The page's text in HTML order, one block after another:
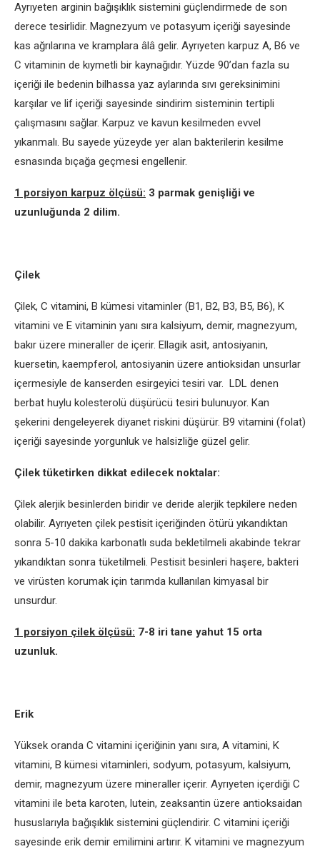
Ayrıyeten arginin bağışıklık sistemini güçlendirmede de son
derece tesirlidir. Magnezyum ve potasyum içeriği sayesinde
kas ağrılarına ve kramplara âlâ gelir. Ayrıyeten karpuz A, B6 ve
C vitaminin de kıymetli bir kaynağıdır. Yüzde 90’dan fazla su
içeriği ile bedenin bilhassa yaz aylarında sıvı gereksinimini
karşılar ve lif içeriği sayesinde sindirim sisteminin tertipli
çalışmasını sağlar. Karpuz ve kavun kesilmeden evvel
yıkanmalı. Bu sayede yüzeyde yer alan bakterilerin kesilme
esnasında bıçağa geçmesi engellenir.
1 porsiyon karpuz ölçüsü: 3 parmak genişliği ve
uzunluğunda 2 dilim.
Çilek
Çilek, C vitamini, B kümesi vitaminler (B1, B2, B3, B5, B6), K
vitamini ve E vitaminin yanı sıra kalsiyum, demir, magnezyum,
bakır üzere mineraller de içerir. Ellagik asit, antosiyanin,
kuersetin, kaempferol, antosiyanin üzere antioksidan unsurlar
içermesiyle de kanserden esirgeyici tesiri var. LDL denen
berbat huylu kolesterolü düşürücü tesiri bulunuyor. Kan
şekerini dengeleyerek diyanet riskini düşürür. B9 vitamini (folat)
içeriği sayesinde yorgunluk ve halsizliğe güzel gelir.
Çilek tüketirken dikkat edilecek noktalar:
Çilek alerjik besinlerden biridir ve deride alerjik tepkilere neden
olabilir. Ayrıyeten çilek pestisit içeriğinden ötürü yıkandıktan
sonra 5-10 dakika karbonatlı suda bekletilmeli akabinde tekrar
yıkandıktan sonra tüketilmeli. Pestisit besinleri haşere, bakteri
ve virüsten korumak için tarımda kullanılan kimyasal bir
unsurdur.
1 porsiyon çilek ölçüsü: 7-8 iri tane yahut 15 orta
uzunluk.
Erik
Yüksek oranda C vitamini içeriğinin yanı sıra, A vitamini, K
vitamini, B kümesi vitaminleri, sodyum, potasyum, kalsiyum,
demir, magnezyum üzere mineraller içerir. Ayrıyeten içerdiği C
vitamini ile beta karoten, lutein, zeaksantin üzere antioksaidan
hususlarıyla bağışıklık sistemini güçlendirir. C vitamini içeriği
sayesinde erik demir emilimini artırır. K vitamini ve magnezyum